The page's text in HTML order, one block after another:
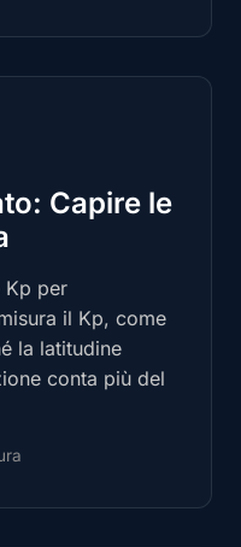
Capire le
Kp per
il Kp, come
la latitudine
conta più del